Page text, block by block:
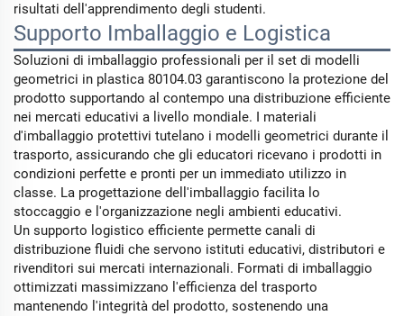
risultati dell'apprendimento degli studenti.
Supporto Imballaggio e Logistica
Soluzioni di imballaggio professionali per il set di modelli
geometrici in plastica 80104.03 garantiscono la protezione del
prodotto supportando al contempo una distribuzione efficiente
nei mercati educativi a livello mondiale. I materiali
d'imballaggio protettivi tutelano i modelli geometrici durante il
trasporto, assicurando che gli educatori ricevano i prodotti in
condizioni perfette e pronti per un immediato utilizzo in
classe. La progettazione dell'imballaggio facilita lo
stoccaggio e l'organizzazione negli ambienti educativi.
Un supporto logistico efficiente permette canali di
distribuzione fluidi che servono istituti educativi, distributori e
rivenditori sui mercati internazionali. Formati di imballaggio
ottimizzati massimizzano l'efficienza del trasporto
mantenendo l'integrità del prodotto, sostenendo una